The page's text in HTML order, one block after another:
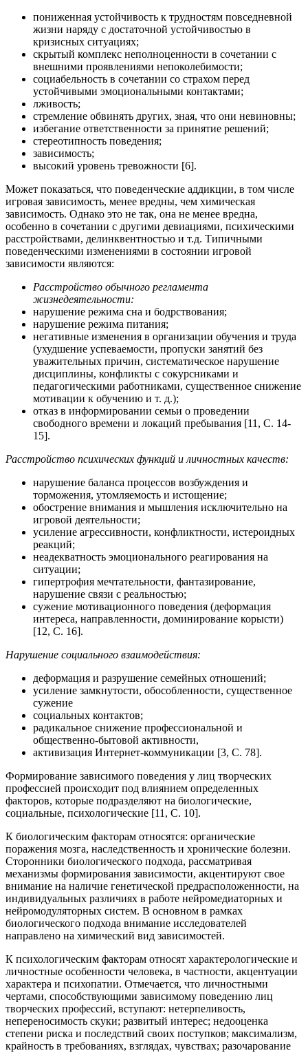
пониженная устойчивость к трудностям повседневной
жизни наряду с достаточной устойчивостью в
кризисных ситуациях;
скрытый комплекс неполноценности в сочетании с
внешними проявлениями непоколебимости;
социабельность в сочетании со страхом перед
устойчивыми эмоциональными контактами;
лживость;
стремление обвинять других, зная, что они невиновны;
избегание ответственности за принятие решений;
стереотипность поведения;
зависимость;
высокий уровень тревожности [6].
Может показаться, что поведенческие аддикции, в том числе
игровая зависимость, менее вредны, чем химическая
зависимость. Однако это не так, она не менее вредна,
особенно в сочетании с другими девиациями, психическими
расстройствами, делинквентностью и т.д. Типичными
поведенческими изменениями в состоянии игровой
зависимости являются:
Расстройство обычного регламента
жизнедеятельности:
нарушение режима сна и бодрствования;
нарушение режима питания;
негативные изменения в организации обучения и труда
(ухудшение успеваемости, пропуски занятий без
уважительных причин, систематическое нарушение
дисциплины, конфликты с сокурсниками и
педагогическими работниками, существенное снижение
мотивации к обучению и т. д.);
отказ в информировании семьи о проведении
свободного времени и локаций пребывания [11, С. 14-
15].
Расстройство психических функций и личностных качеств:
нарушение баланса процессов возбуждения и
торможения, утомляемость и истощение;
обострение внимания и мышления исключительно на
игровой деятельности;
усиление агрессивности, конфликтности, истероидных
реакций;
неадекватность эмоционального реагирования на
ситуации;
гипертрофия мечтательности, фантазирование,
нарушение связи с реальностью;
сужение мотивационного поведения (деформация
интереса, направленности, доминирование корысти)
[12, С. 16].
Нарушение социального взаимодействия:
деформация и разрушение семейных отношений;
усиление замкнутости, обособленности, существенное
сужение
социальных контактов;
радикальное снижение профессиональной и
общественно-бытовой активности,
активизация Интернет-коммуникации [3, С. 78].
Формирование зависимого поведения у лиц творческих
профессией происходит под влиянием определенных
факторов, которые подразделяют на биологические,
социальные, психологические [11, С. 10].
К биологическим факторам относятся: органические
поражения мозга, наследственность и хронические болезни.
Сторонники биологического подхода, рассматривая
механизмы формирования зависимости, акцентируют свое
внимание на наличие генетической предрасположенности, на
индивидуальных различиях в работе нейромедиаторных и
нейромодуляторных систем. В основном в рамках
биологического подхода внимание исследователей
направлено на химический вид зависимостей.
К психологическим факторам относят характерологические и
личностные особенности человека, в частности, акцентуации
характера и психопатии. Отмечается, что личностными
чертами, способствующими зависимому поведению лиц
творческих профессий, вступают: нетерпеливость,
непереносимость скуки; развитый интерес; недооценка
степени риска и последствий своих поступков; максимализм,
крайность в требованиях, взглядах, чувствах; разочарование